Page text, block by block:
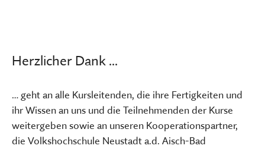
Herzlicher Dank ...
… geht an alle Kursleitenden, die ihre Fertigkeiten und
ihr Wissen an uns und die Teilnehmenden der Kurse
weitergeben sowie an unseren Kooperationspartner,
die Volkshochschule Neustadt a.d. Aisch-Bad